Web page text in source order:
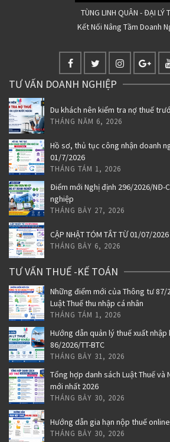
TÙNG LINH QUÂN - ĐẠI LÝ
Kết Nối Nâng Tầm Doanh
TƯ VẤN DOANH NGHIỆP
Du khách nên kiểm tra nợ thuế
THÁNG NĂM 6, 2026
Hồ sơ, thủ tục công nhận doanh
01/7/2026
THÁNG TÁM 1, 2026
Điểm mới Nghị định 296/2026/NĐ-
nghiệp
THÁNG BẢY 27, 2026
CẬP NHẬT TÓM TẮT TỪ 01/07/2026
THÁNG BẢY 6, 2026
TƯ VẤN THUẾ -KẾ TOÁN
Những điểm mới của Thông tư 87/
Luật Thuế thu nhập cá nhân
THÁNG TÁM 1, 2026
Hướng dẫn quản lý thuế xuất
86/2026/TT-BTC
THÁNG BẢY 31, 2026
Tổng hợp danh sách Luật Thuế và
mới nhất 2026
THÁNG BẢY 30, 2026
Hướng dẫn gia hạn nộp thuế
THÁNG BẢY 30, 2026